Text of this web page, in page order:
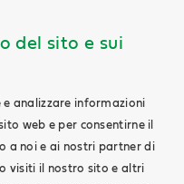
del sito e sui
analizzare informazioni
web e per consentirne il
a noi e ai nostri partner di
visiti il nostro sito e altri